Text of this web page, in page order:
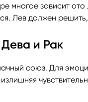
многое зависит
Лев должен
и Рак
союз. Для